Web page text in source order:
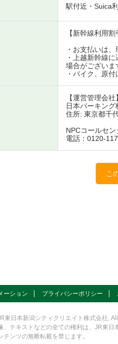
駅付近・Suica
【新幹線利用
・お支払いは
・上越新幹線
場合がございま
・バイク、原付
【運営管理会社】
日本パーキング
住所: 東京都千
NPCコールセン
電話：0120-
こ
ーション プライバシーポリシー
日本新潟シティクリエイト株式会社, All
、テキストなどの全ての権利は、JR東日
ンツの無断転載を禁じます。